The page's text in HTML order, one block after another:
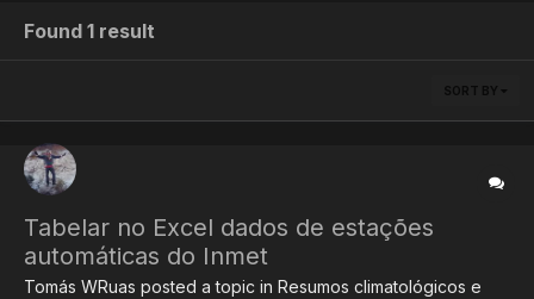
Found 1 result
SORT BY
Tabelar no Excel dados de estações
automáticas do Inmet
Tomás WRuas posted a topic in Resumos climatológicos e